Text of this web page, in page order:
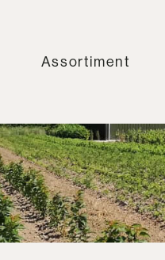
Assortiment